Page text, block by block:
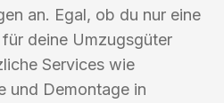
an. Egal, ob du nur eine
deine Umzugsgüter
Services wie
und Demontage in